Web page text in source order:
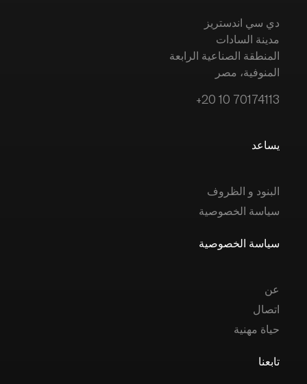
دي سي اندستريز
مدينة السادات
المنطقة الصناعية الرابعة
المنوفية، مصر
+20 10 70174113
يساعد
البنود و الظروف
سياسة الخصوصية
سياسة الخصوصية
عن
اتصال
حياة مهنية
تابعنا